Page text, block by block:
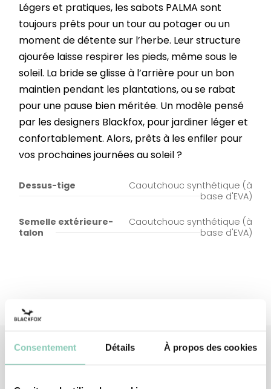
Consentement Détails À propos des cookies
Légers et pratiques, les sabots PALMA sont
toujours prêts pour un tour au potager ou un
moment de détente sur l’herbe. Leur structure
ajourée laisse respirer les pieds, même sous le
soleil. La bride se glisse à l’arrière pour un bon
maintien pendant les plantations, ou se rabat
pour une pause bien méritée. Un modèle pensé
par les designers Blackfox, pour jardiner léger et
confortablement. Alors, prêts à les enfiler pour
vos prochaines journées au soleil ?
Dessus-tige
Caoutchouc synthétique (à
base d'EVA)
Semelle extérieure-
talon
Caoutchouc synthétique (à
base d'EVA)
Produits